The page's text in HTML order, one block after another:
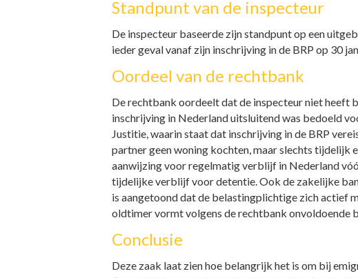
Standpunt van de inspecteur
De inspecteur baseerde zijn standpunt op een
ieder geval vanaf zijn inschrijving in de BRP op 30
Oordeel van de rechtbank
De rechtbank oordeelt dat de inspecteur niet heeft
inschrijving in Nederland uitsluitend was bedoeld
Justitie, waarin staat dat inschrijving in de BRP
partner geen woning kochten, maar slechts tijdelijk
aanwijzing voor regelmatig verblijf in Nederland
tijdelijke verblijf voor detentie. Ook de zakelijke
is aangetoond dat de belastingplichtige zich actief
oldtimer vormt volgens de rechtbank onvoldoende
Conclusie
Deze zaak laat zien hoe belangrijk het is om bij